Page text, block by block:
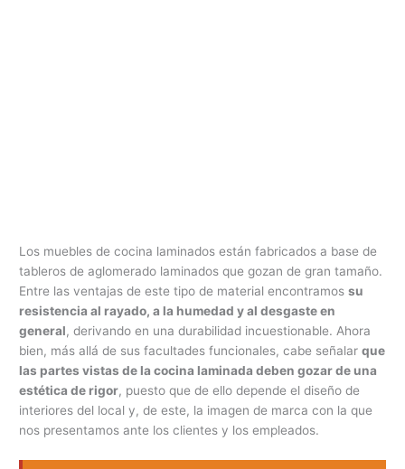
Los muebles de cocina laminados están fabricados a base de
tableros de aglomerado laminados que gozan de gran tamaño.
Entre las ventajas de este tipo de material encontramossu
resistencia al rayado, a la humedad y al desgaste en
general, derivando en una durabilidad incuestionable. Ahora
bien, más allá de sus facultades funcionales, cabe señalarque
las partes vistas de la cocina laminada deben gozar de una
estética de rigor, puesto que de ello depende el diseño de
interiores del local y, de este, la imagen de marca con la que
nos presentamos ante los clientes y los empleados.